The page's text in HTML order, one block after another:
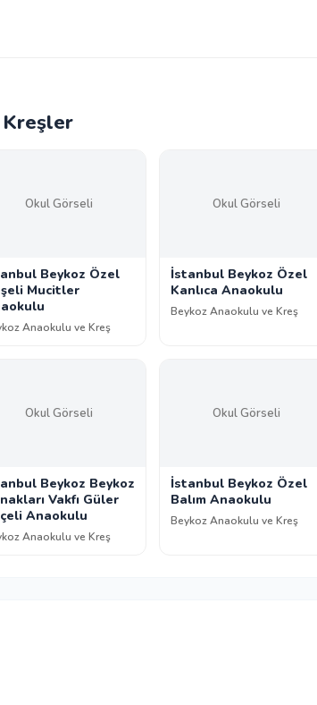
Okul Görseli
Beykoz Özel
Mucitler
Anaokulu ve Kreş
Okul Görseli
İstanbul Beykoz Özel
Kanlıca Anaokulu
Beykoz Anaokulu ve Kreş
Okul Görseli
Beykoz Beykoz
Vakfı Güler
Anaokulu
Anaokulu ve Kreş
Okul Görseli
İstanbul Beykoz Özel
Balım Anaokulu
Beykoz Anaokulu ve Kreş